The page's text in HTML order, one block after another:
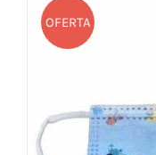
OFERTA